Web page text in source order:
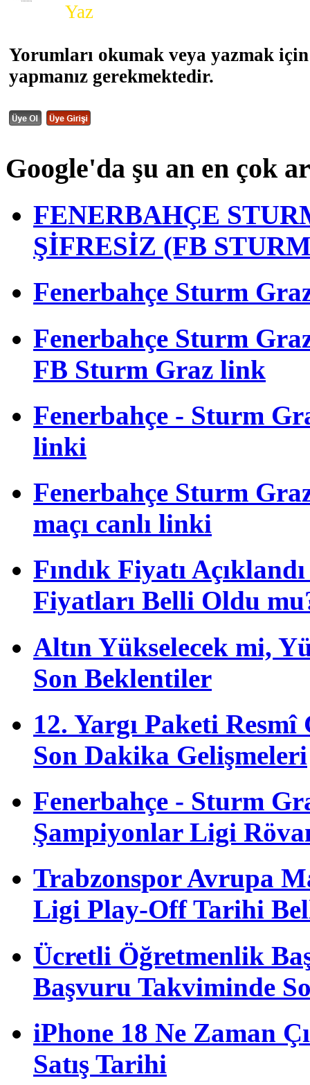
Yaz
Yorumları okumak veya yazmak
yapmanız gerekmektedir.
Google'da şu an en çok
FENERBAHÇE
ŞİFRESİZ (FB
Fenerbahçe Sturm
Fenerbahçe Sturm
FB Sturm Graz link
Fenerbahçe - Sturm
linki
Fenerbahçe Sturm
maçı canlı linki
Fındık Fiyatı
Fiyatları Belli Oldu
Altın Yükselecek mi,
Son Beklentiler
12. Yargı Paketi Resmî
Son Dakika Gelişmeleri
Fenerbahçe - Sturm
Şampiyonlar Ligi
Trabzonspor Avrupa
Ligi Play-Off Tarihi
Ücretli Öğretmenlik
Başvuru Takviminde
iPhone 18 Ne Zaman
Satış Tarihi